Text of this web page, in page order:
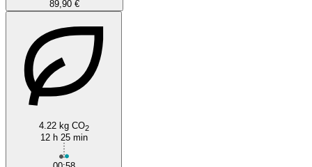
89,90 €
4.22 kg CO2
12 h 25 min